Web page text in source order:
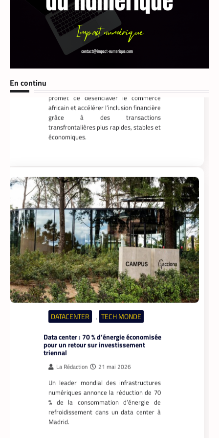
En continu
Mobile money, cryptomonnaie : PayPal
abat deux cartes maîtresses pour
s’imposer en Afrique
Armel Djoba 22 mai 2026
World au stablecoin PYUSD, PayPal
africain et accélérer l’inclusion financière
grâce à des transactions
transfrontalières plus rapides, stables et
économiques.
DATACENTER , TECH MONDE
Data center : 70 % d’énergie économisée
triennal
La Rédaction 21 mai 2026
Un leader mondial des infrastructures
% de la consommation d’énergie de
refroidissement dans un data center à
Madrid.